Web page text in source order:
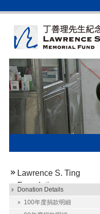
Lawrence S. Ting
Foundation
Donation Details
100年度捐款明細